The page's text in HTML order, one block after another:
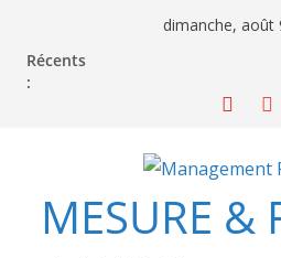
contenu
dimanche, août
Récents
:
MESURE &